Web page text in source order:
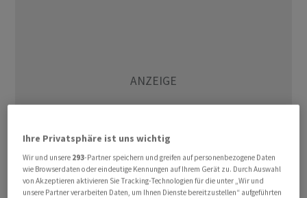
Ihre Privatsphäre ist uns wichtig
Wir und unsere 293-Partner speichern und greifen auf personenbezogene Daten
wie Browserdaten oder eindeutige Kennungen auf Ihrem Gerät zu. Durch Auswahl
von Akzeptieren aktivieren Sie Tracking-Technologien für die unter „Wir und
unsere Partner verarbeiten Daten, um Ihnen Dienste bereitzustellen“ aufgeführten